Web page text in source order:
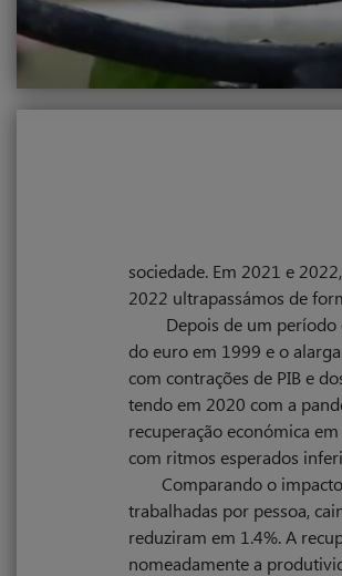
continuação em 2022,
tendência de incremento
horas de laboração. Este
Alargando o
46% em 2020, com
condições económicas e
para níveis de
2009.
Alargando o espectro
46% em 2020, com
condições económicas e
sociedade. Em 2021 e
2022 ultrapassámos de
Depois de um
do euro em 1999 e o
com contrações de PIB e
tendo em 2020 com a
recuperação económica
com ritmos esperados
Comparando o
trabalhadas por pessoa,
reduziram em 1.4%. A
nomeadamente a